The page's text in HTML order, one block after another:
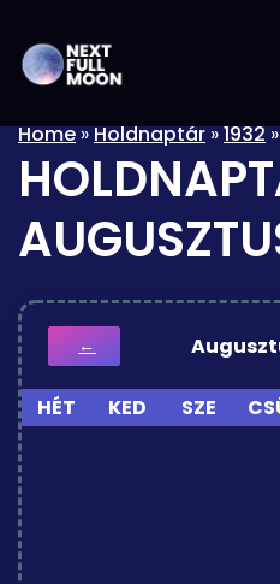
Home»Holdnaptár»1932
←
HÉT KED SZE